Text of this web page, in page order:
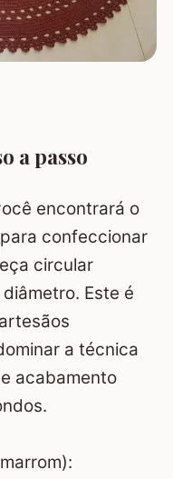
a passo
encontrará o
para confeccionar
circular
Este é
a técnica
acabamento